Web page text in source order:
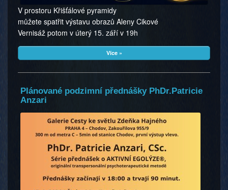
V prostoru Křišťálové pyramidy
můžete spatřit výstavu obrazů Aleny Cikové
Vernisáž potom v úterý 15. září v 19h
Více »
Plánované podzimní přednášky PhDr.Patricie
Anzari